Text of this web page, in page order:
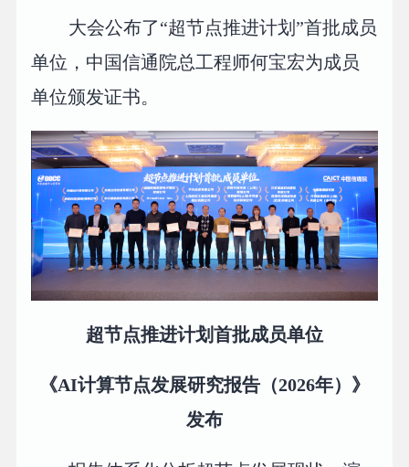
大会公布了“超节点推进计划”首批成员
单位，中国信通院总工程师何宝宏为成员
单位颁发证书。
超节点推进计划首批成员单位
《AI计算节点发展研究报告（2026年）》
发布